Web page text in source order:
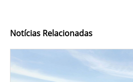
Notícias Relacionadas